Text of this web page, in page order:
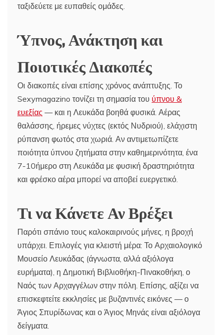
ταξιδεύετε με ευπαθείς ομάδες.
Ύπνος, Ανάκτηση και
Ποιοτικές Διακοπές
Οι διακοπές είναι επίσης χρόνος ανάπτυξης. Το
Sexymagazino τονίζει τη σημασία του ύπνου &
ευεξίας — και η Λευκάδα βοηθά φυσικά. Αέρας
θαλάσσης, ήρεμες νύχτες (εκτός Νυδριού), ελάχιστη
ρύπανση φωτός στα χωριά. Αν αντιμετωπίζετε
ποιότητα ύπνου ζητήματα στην καθημερινότητα, ένα
7-10ήμερο στη Λευκάδα με φυσική δραστηριότητα
και φρέσκο αέρα μπορεί να αποβεί ευεργετικό.
Τι να Κάνετε Αν Βρέξει
Παρότι σπάνιο τους καλοκαιρινούς μήνες, η βροχή
υπάρχει. Επιλογές για κλειστή μέρα: Το Αρχαιολογικό
Μουσείο Λευκάδας (άγνωστα, αλλά αξιόλογα
ευρήματα), η Δημοτική Βιβλιοθήκη-Πινακοθήκη, ο
Ναός των Αρχαγγέλων στην πόλη. Επίσης, αξίζει να
επισκεφτείτε εκκλησίες με βυζαντινές εικόνες — ο
Άγιος Σπυρίδωνας και ο Άγιος Μηνάς είναι αξιόλογα
δείγματα.